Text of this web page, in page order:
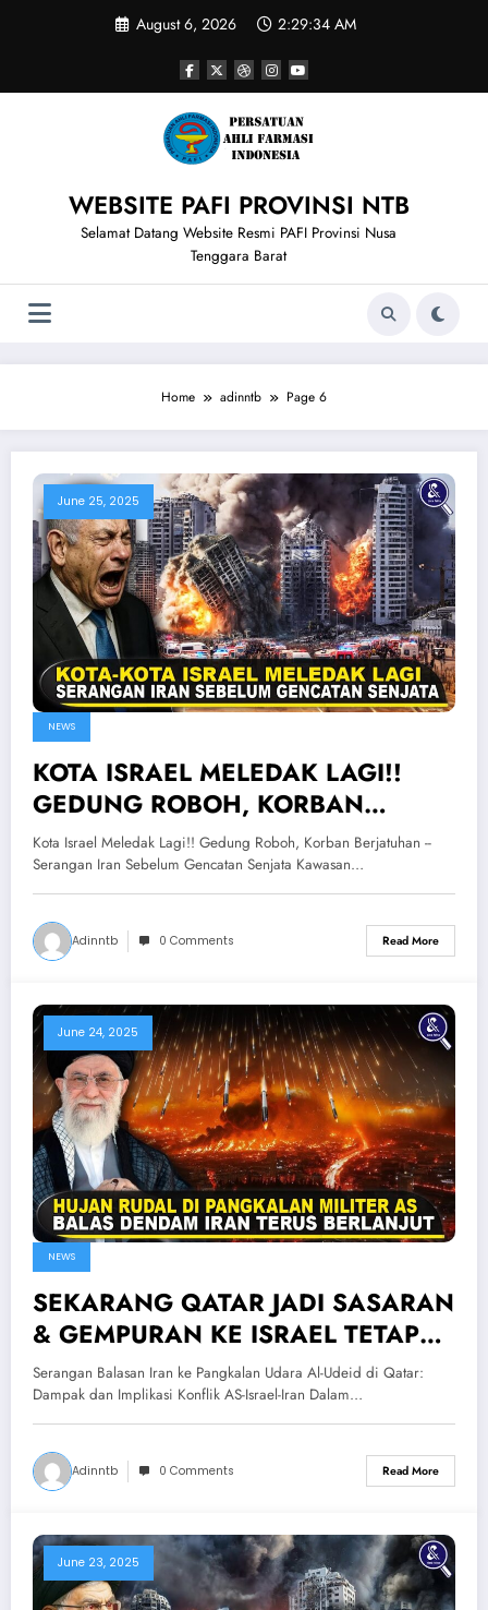
August 6, 2026 2:29:35 AM
WEBSITE PAFI PROVINSI NTB
Selamat Datang Website Resmi PAFI Provinsi Nusa
Tenggara Barat
Home adinntb Page 6
June 25, 2025
NEWS
KOTA ISRAEL MELEDAK LAGI!!
GEDUNG ROBOH, KORBAN
BERJATUHAN — Serangan Iran
Sebelum Gencatan Senjata
Kota Israel Meledak Lagi!! Gedung Roboh, Korban Berjatuhan --
Serangan Iran Sebelum Gencatan Senjata Kawasan…
Adinntb 0 Comments Read More
June 24, 2025
NEWS
SEKARANG QATAR JADI SASARAN
& GEMPURAN KE ISRAEL TETAP
LANJUT — Serangan Balasan Iran
Ke AS-Israel
Serangan Balasan Iran ke Pangkalan Udara Al-Udeid di Qatar:
Dampak dan Implikasi Konflik AS-Israel-Iran Dalam…
Adinntb 0 Comments Read More
June 23, 2025